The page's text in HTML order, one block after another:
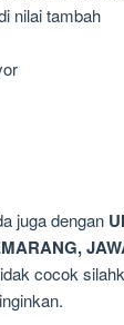
nilai tambah
juga dengan
cocok